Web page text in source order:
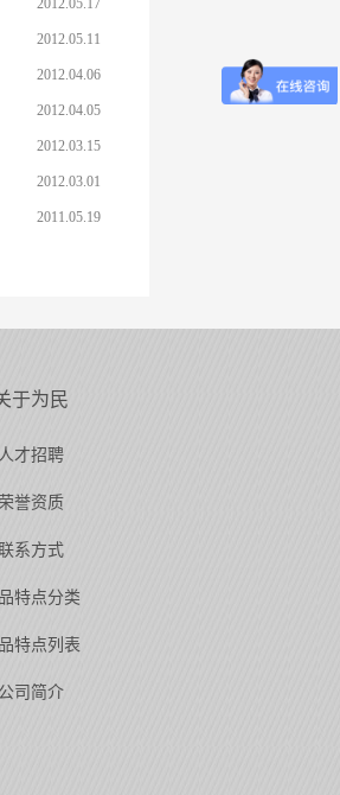
2012.05.17
2012.05.11
2012.04.06
2012.04.05
2012.03.15
2012.03.01
2011.05.19
于为民
人才招聘
荣誉资质
系方式
特点分类
特点列表
公司简介